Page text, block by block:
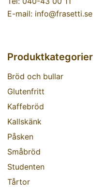
E-mail: info@frasetti.se
Produktkategorier
Bröd och bullar
Glutenfritt
Kaffebröd
Kallskänk
Påsken
Småbröd
Studenten
Tårtor